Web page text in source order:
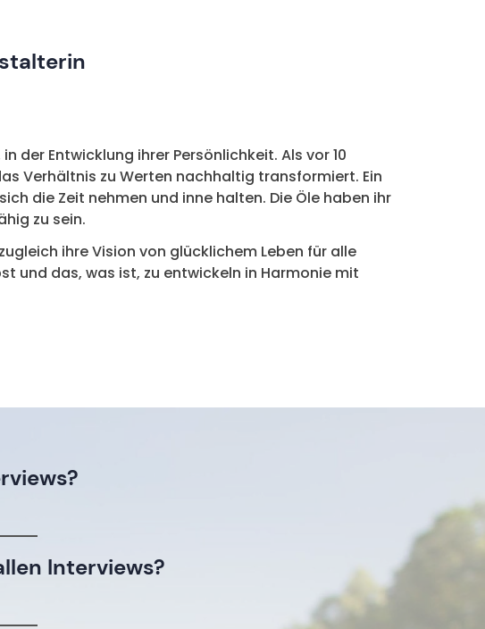
der Entwicklung ihrer Persönlichkeit. Als vor 10
Verhältnis zu Werten nachhaltig transformiert. Ein
die Zeit nehmen und inne halten. Die Öle haben ihr
zu sein.
ihre Vision von glücklichem Leben für alle
und das, was ist, zu entwickeln in Harmonie mit
Interviews?